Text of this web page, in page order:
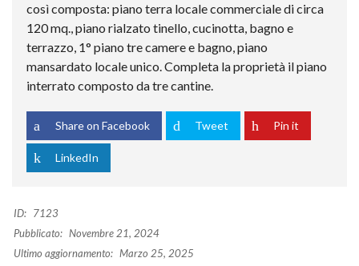
così composta: piano terra locale commerciale di circa
120 mq., piano rialzato tinello, cucinotta, bagno e
terrazzo, 1° piano tre camere e bagno, piano
mansardato locale unico. Completa la proprietà il piano
interrato composto da tre cantine.
Share on Facebook Tweet Pin it
LinkedIn
ID: 7123
Pubblicato: Novembre 21, 2024
Ultimo aggiornamento: Marzo 25, 2025